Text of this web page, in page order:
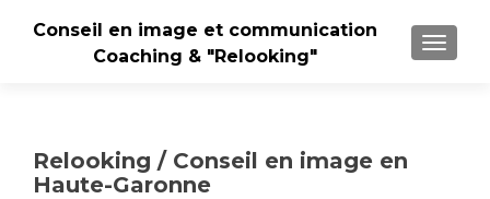
Conseil en image et communication
Coaching & "Relooking"
Relooking / Conseil en image en
Haute-Garonne